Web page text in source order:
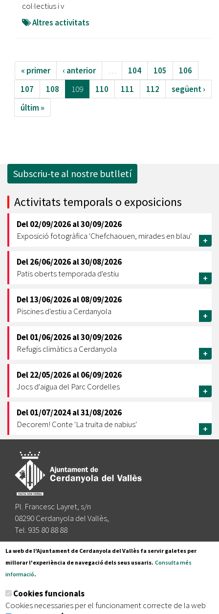
col·lectius i v
Altres activitats
« primer ‹ anterior … 104 105
106
107
108 109 110 111 112
següent ›
últim »
Subscriu-te al nostre butlletí
Activitats temporals o exposicions
Del02/09/2026al30/09/2026
Exposició fotogràfica 'Chefchaouen, mirades en blau'
+
Del26/06/2026al30/08/2026
Patis oberts temporada d'estiu
+
Del13/06/2026al08/09/2026
Piscines d'estiu a Cerdanyola
+
Del01/06/2026al30/09/2026
Refugis climàtics a Cerdanyola
+
Del22/05/2026al06/09/2026
Jocs d'aigua del Parc Cordelles
+
Del01/07/2024al31/08/2026
Decorem! Conte 'La truita de nabius'
+
Pl. Francesc Layret, s/n
08290 Cerdanyola del Vallès,
Tel. 935 80 88 88
Segueix-nos a:
Subscriu-te al nostre butlletí
La web de l'Ajuntament de Cerdanyola del Vallès fa servir galetes per
millorar l'experiència de navegació dels seus usuaris. Consulta més
informació.
Cookies funcionals
Cookies necessaries per el funcionament correcte de la web